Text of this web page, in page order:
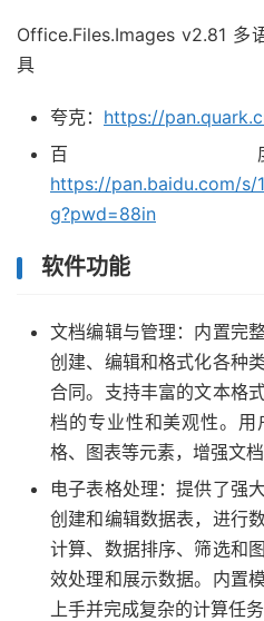
Office.Files.Images v2.81
具
夸克： https://
百
https://pan.baidu.com/s/
g?pwd=88in
软件功能
文档编辑与管理：内置完
创建、编辑和格式化各种
合同。支持丰富的文本格
档的专业性和美观性。
格、图表等元素，增强文档
电子表格处理：提供了强
创建和编辑数据表，进行
计算、数据排序、筛选和
效处理和展示数据。内置
上手并完成复杂的计算任务